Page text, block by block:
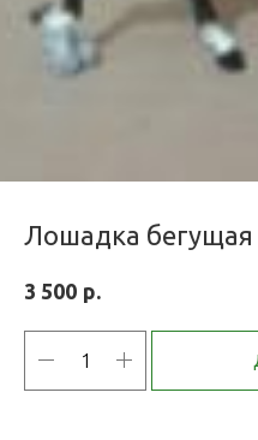
Лошадка бегущая
3 500 р.